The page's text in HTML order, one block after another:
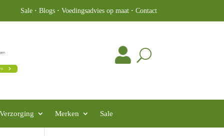
Sale· Blogs· Voedingsadvies op maat· Contact
Verzorging Merken Sale